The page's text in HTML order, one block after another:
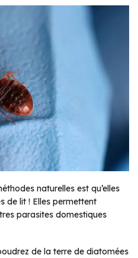
naturelles est qu’elles
de lit ! Elles permettent
parasites domestiques
de la terre de diatomées